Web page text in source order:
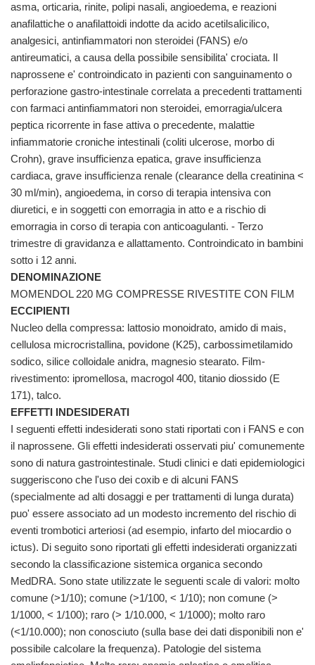
asma, orticaria, rinite, polipi nasali, angioedema, e reazioni
anafilattiche o anafilattoidi indotte da acido acetilsalicilico,
analgesici, antinfiammatori non steroidei (FANS) e/o
antireumatici, a causa della possibile sensibilita' crociata. Il
naprossene e' controindicato in pazienti con sanguinamento o
perforazione gastro-intestinale correlata a precedenti trattamenti
con farmaci antinfiammatori non steroidei, emorragia/ulcera
peptica ricorrente in fase attiva o precedente, malattie
infiammatorie croniche intestinali (coliti ulcerose, morbo di
Crohn), grave insufficienza epatica, grave insufficienza
cardiaca, grave insufficienza renale (clearance della creatinina <
30 ml/min), angioedema, in corso di terapia intensiva con
diuretici, e in soggetti con emorragia in atto e a rischio di
emorragia in corso di terapia con anticoagulanti. - Terzo
trimestre di gravidanza e allattamento. Controindicato in bambini
sotto i 12 anni.
DENOMINAZIONE
MOMENDOL 220 MG COMPRESSE RIVESTITE CON FILM
ECCIPIENTI
Nucleo della compressa: lattosio monoidrato, amido di mais,
cellulosa microcristallina, povidone (K25), carbossimetilamido
sodico, silice colloidale anidra, magnesio stearato. Film-
rivestimento: ipromellosa, macrogol 400, titanio diossido (E
171), talco.
EFFETTI INDESIDERATI
I seguenti effetti indesiderati sono stati riportati con i FANS e con
il naprossene. Gli effetti indesiderati osservati piu' comunemente
sono di natura gastrointestinale. Studi clinici e dati epidemiologici
suggeriscono che l'uso dei coxib e di alcuni FANS
(specialmente ad alti dosaggi e per trattamenti di lunga durata)
puo' essere associato ad un modesto incremento del rischio di
eventi trombotici arteriosi (ad esempio, infarto del miocardio o
ictus). Di seguito sono riportati gli effetti indesiderati organizzati
secondo la classificazione sistemica organica secondo
MedDRA. Sono state utilizzate le seguenti scale di valori: molto
comune (>1/10); comune (>1/100, < 1/10); non comune (>
1/1000, < 1/100); raro (> 1/10.000, < 1/1000); molto raro
(<1/10.000); non conosciuto (sulla base dei dati disponibili non e'
possibile calcolare la frequenza). Patologie del sistema